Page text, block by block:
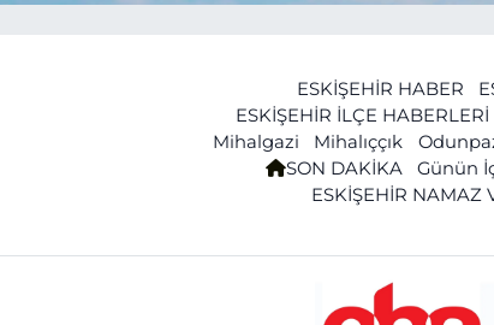
ESKİŞEHİR HABER
ESKİŞEHİR İLÇE HABERLERİ
Mihalgazi
Mihalıççık
SON DAKİKA
Günün
ESKİŞEHİR NAMAZ